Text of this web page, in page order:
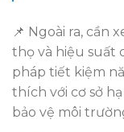
📌 Ngoài ra, cần
thọ và hiệu suất
pháp tiết kiệm
thích với cơ sở
bảo vệ môi